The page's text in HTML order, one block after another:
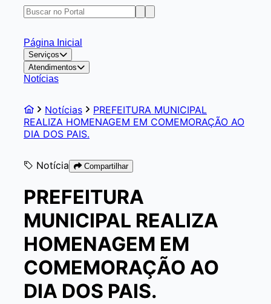
Página Inicial
Serviços
Atendimentos
Notícias
Notícias
PREFEITURA MUNICIPAL
REALIZA HOMENAGEM EM COMEMORAÇÃO AO
DIA DOS PAIS.
Notícia Compartilhar
PREFEITURA
MUNICIPAL REALIZA
HOMENAGEM EM
COMEMORAÇÃO AO
DIA DOS PAIS.